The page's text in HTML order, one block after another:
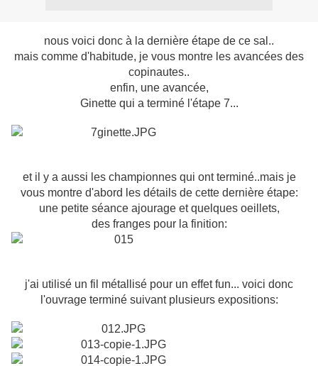
nous voici donc à la dernière étape de ce sal..
mais comme d'habitude, je vous montre les avancées des
copinautes..
enfin, une avancée,
Ginette qui a terminé l'étape 7...
et il y a aussi les championnes qui ont terminé..mais je
vous montre d'abord les détails de cette dernière étape:
une petite séance ajourage et quelques oeillets,
des franges pour la finition:
j'ai utilisé un fil métallisé pour un effet fun... voici donc
l'ouvrage terminé suivant plusieurs expositions: